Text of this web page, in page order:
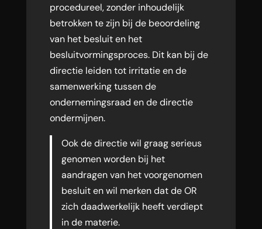
procedureel, zonder inhoudelijk
betrokken te zijn bij de beoordeling
van het besluit en het
besluitvormingsproces. Dit kan bij de
directie leiden tot irritatie en de
samenwerking tussen de
ondernemingsraad en de directie
ondermijnen.
Ook de directie wil graag serieus
genomen worden bij het
aandragen van het voorgenomen
besluit en wil merken dat de OR
zich daadwerkelijk heeft verdiept
in de materie.